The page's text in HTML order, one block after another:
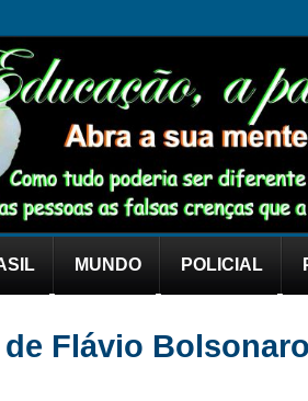
MUNDO POLICIAL
Flávio